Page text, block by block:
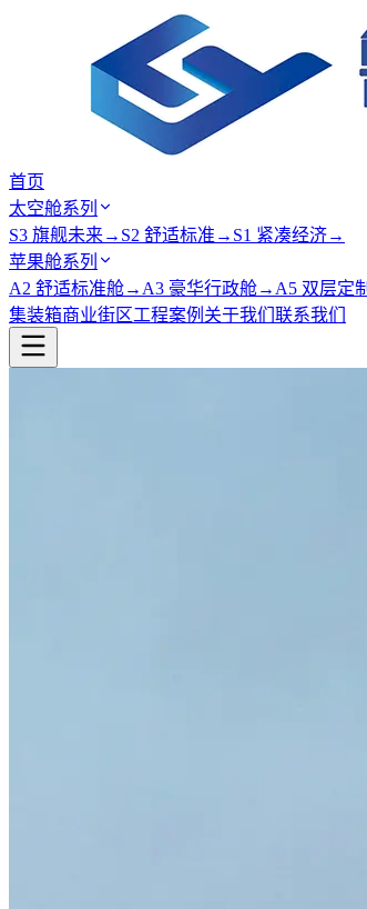
首页
太空舱系列
S3 旗舰未来→ S2 舒适标准 → S1 紧凑经济→
苹果舱系列
A2 舒适标准舱→ A3 豪华行政舱→ A5 双层定
集装箱商业街区工程案例 关于我们 联系我们